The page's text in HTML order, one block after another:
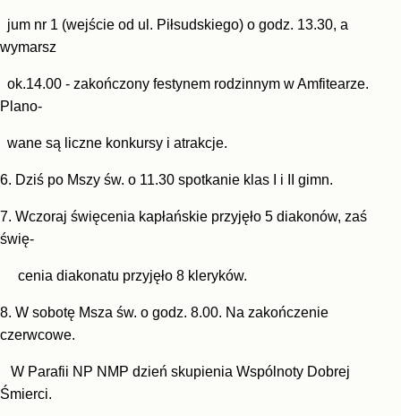
jum nr 1 (wejście od ul. Piłsudskiego) o godz. 13.30, a
wymarsz
ok.14.00 - zakończony festynem rodzinnym w Amfitearze.
Plano-
wane są liczne konkursy i atrakcje.
6. Dziś po Mszy św. o 11.30 spotkanie klas I i II gimn.
7. Wczoraj święcenia kapłańskie przyjęło 5 diakonów, zaś
świę-
cenia diakonatu przyjęło 8 kleryków.
8. W sobotę Msza św. o godz. 8.00. Na zakończenie
czerwcowe.
W Parafii NP NMP dzień skupienia Wspólnoty Dobrej
Śmierci.